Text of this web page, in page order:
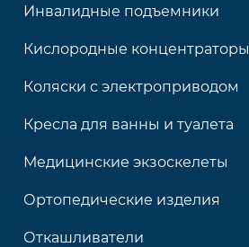
Инвалидные подъемники
Кислородные концентраторы
Коляски с электроприводом
Кресла для ванны и туалета
Медицинские экзоскелеты
Ортопедические изделия
Откашливатели